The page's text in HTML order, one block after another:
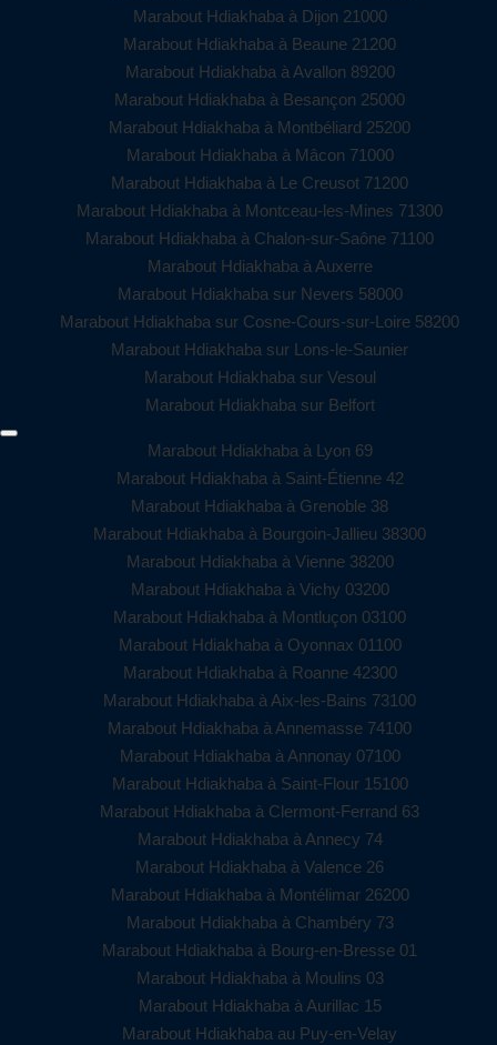
Marabout Hdiakhaba à Dijon 21000
Marabout Hdiakhaba à Beaune 21200
Marabout Hdiakhaba à Avallon 89200
Marabout Hdiakhaba à Besançon 25000
Marabout Hdiakhaba à Montbéliard 25200
Marabout Hdiakhaba à Mâcon 71000
Marabout Hdiakhaba à Le Creusot 71200
Marabout Hdiakhaba à Montceau-les-Mines 71300
Marabout Hdiakhaba à Chalon-sur-Saône 71100
Marabout Hdiakhaba à Auxerre
Marabout Hdiakhaba sur Nevers 58000
Marabout Hdiakhaba sur Cosne-Cours-sur-Loire 58200
Marabout Hdiakhaba sur Lons-le-Saunier
Marabout Hdiakhaba sur Vesoul
Marabout Hdiakhaba sur Belfort
Marabout Hdiakhaba à Lyon 69
Marabout Hdiakhaba à Saint-Étienne 42
Marabout Hdiakhaba à Grenoble 38
Marabout Hdiakhaba à Bourgoin-Jallieu 38300
Marabout Hdiakhaba à Vienne 38200
Marabout Hdiakhaba à Vichy 03200
Marabout Hdiakhaba à Montluçon 03100
Marabout Hdiakhaba à Oyonnax 01100
Marabout Hdiakhaba à Roanne 42300
Marabout Hdiakhaba à Aix-les-Bains 73100
Marabout Hdiakhaba à Annemasse 74100
Marabout Hdiakhaba à Annonay 07100
Marabout Hdiakhaba à Saint-Flour 15100
Marabout Hdiakhaba à Clermont-Ferrand 63
Marabout Hdiakhaba à Annecy 74
Marabout Hdiakhaba à Valence 26
Marabout Hdiakhaba à Montélimar 26200
Marabout Hdiakhaba à Chambéry 73
Marabout Hdiakhaba à Bourg-en-Bresse 01
Marabout Hdiakhaba à Moulins 03
Marabout Hdiakhaba à Aurillac 15
Marabout Hdiakhaba au Puy-en-Velay